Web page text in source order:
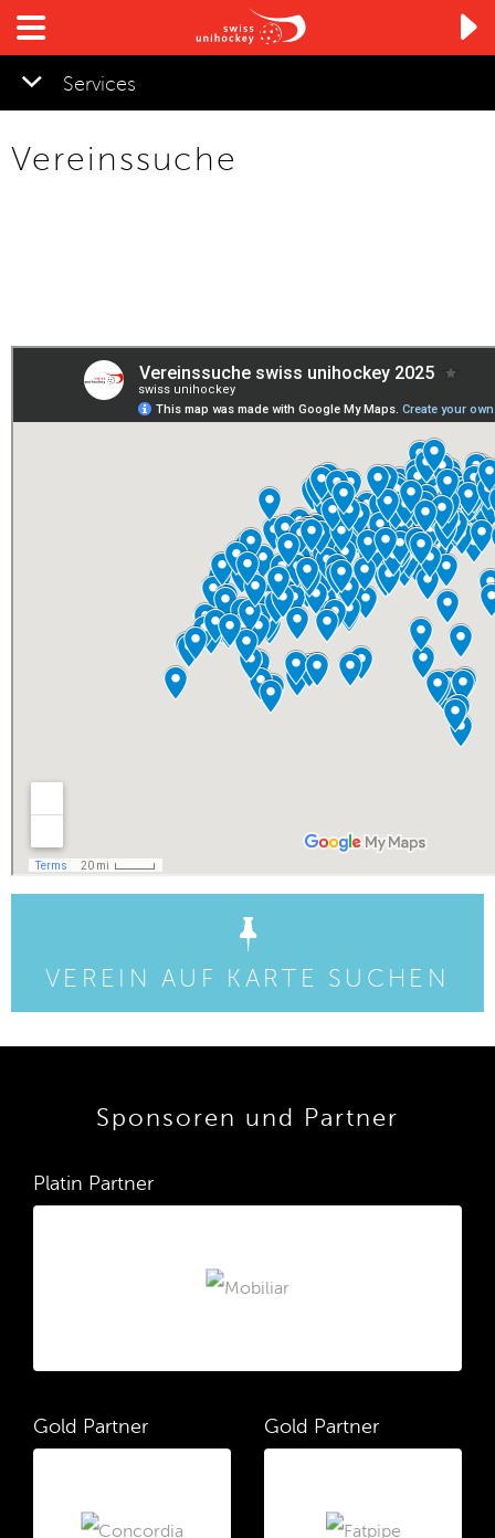

Services
Vereinssuche
VEREIN AUF KARTE SUCHEN
Sponsoren und Partner
Platin Partner
Gold Partner Gold Partner